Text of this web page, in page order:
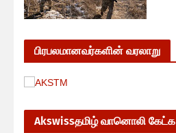
பிரபலமானவர்களின் வரலாறு
Akswissதமிழ் வானொலி கேட்க